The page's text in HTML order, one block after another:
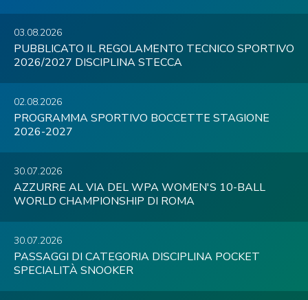
03.08.2026
PUBBLICATO IL REGOLAMENTO TECNICO SPORTIVO
2026/2027 DISCIPLINA STECCA
02.08.2026
PROGRAMMA SPORTIVO BOCCETTE STAGIONE
2026-2027
30.07.2026
AZZURRE AL VIA DEL WPA WOMEN'S 10-BALL
WORLD CHAMPIONSHIP DI ROMA
30.07.2026
PASSAGGI DI CATEGORIA DISCIPLINA POCKET
SPECIALITÀ SNOOKER